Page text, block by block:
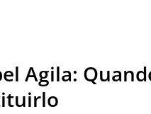
Agila: